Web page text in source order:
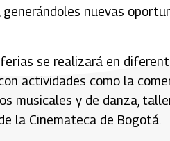
nuevas
se realizará en
actividades como la
musicales y de danza,
la Cinemateca de Bogotá.